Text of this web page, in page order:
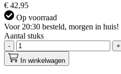
€ 42,95
Op voorraad
Voor 20:30 besteld, morgen in huis!
Aantal stuks
-
+
In winkelwagen